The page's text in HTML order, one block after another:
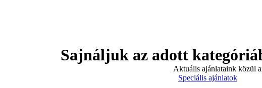
Sajnáljuk az adott
Aktuális ajánlataink közül
Speciális ajánlatok